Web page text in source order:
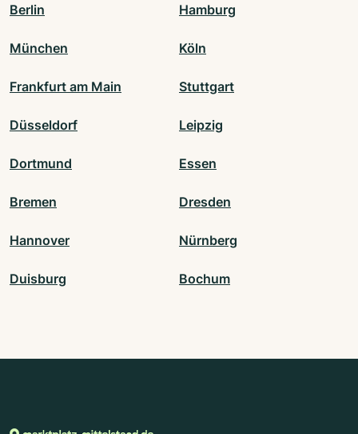
Berlin Hamburg
München Köln
Frankfurt am Main Stuttgart
Düsseldorf Leipzig
Dortmund Essen
Bremen Dresden
Hannover Nürnberg
Duisburg Bochum